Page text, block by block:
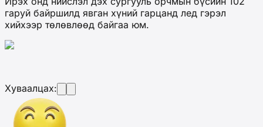
гаруй байршилд явган хүний гарцанд лед гэрэл
хийхээр төлөвлөөд байгаа юм.
Хуваалцах: